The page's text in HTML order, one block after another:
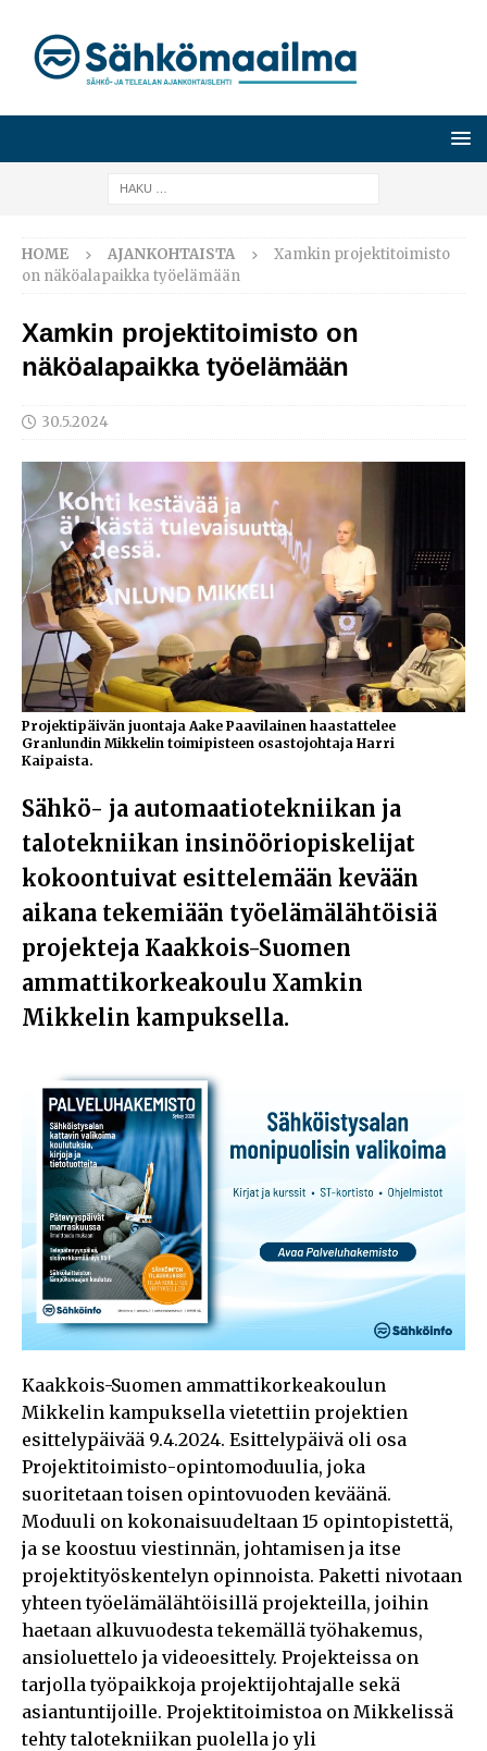
HOME AJANKOHTAISTA
Xamkin projektitoimisto
on näköalapaikka työelämään
Xamkin projektitoimisto on
näköalapaikka työelämään
30.5.2024
Projektipäivän juontaja Aake Paavilainen haastattelee
Granlundin Mikkelin toimipisteen osastojohtaja Harri
Kaipaista.
Sähkö- ja automaatiotekniikan ja
talotekniikan insinööriopiskelijat
kokoontuivat esittelemään kevään
aikana tekemiään työelämälähtöisiä
projekteja Kaakkois-Suomen
ammattikorkeakoulu Xamkin
Mikkelin kampuksella.
Kaakkois-Suomen ammattikorkeakoulun
Mikkelin kampuksella vietettiin projektien
esittelypäivää 9.4.2024. Esittelypäivä oli osa
Projektitoimisto-opintomoduulia, joka
suoritetaan toisen opintovuoden keväänä.
Moduuli on kokonaisuudeltaan 15 opintopistettä,
ja se koostuu viestinnän, johtamisen ja itse
projektityöskentelyn opinnoista. Paketti nivotaan
yhteen työelämälähtöisillä projekteilla, joihin
haetaan alkuvuodesta tekemällä työhakemus,
ansioluettelo ja videoesittely. Projekteissa on
tarjolla työpaikkoja projektijohtajalle sekä
asiantuntijoille. Projektitoimistoa on Mikkelissä
tehty talotekniikan puolella jo yli